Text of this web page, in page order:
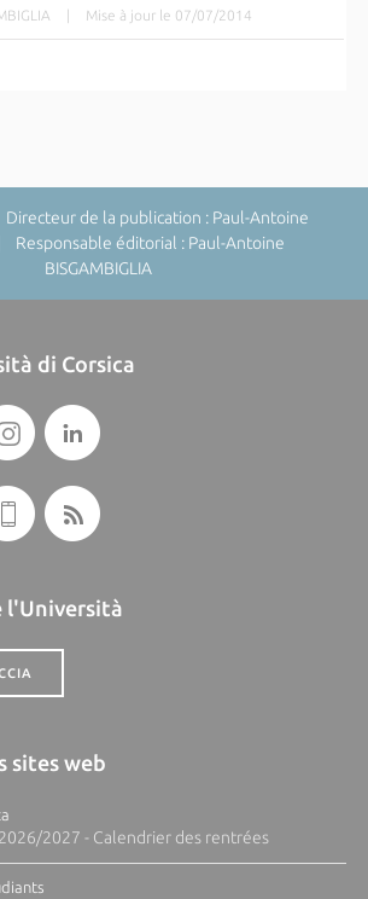
| Mise à jour le 07/07/2014
de la publication : Paul-Antoine
éditorial : Paul-Antoine
BISGAMBIGLIA
di Corsica
l'Università
sites web
2027 - Calendrier des rentrées